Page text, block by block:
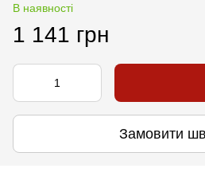
В наявності
1 141 грн
Замовити